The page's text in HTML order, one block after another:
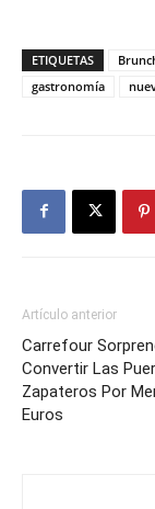
ETIQUETAS
gastronomía
Artículo anterior
Carrefour
Convertir Las
Zapateros Por
Euros